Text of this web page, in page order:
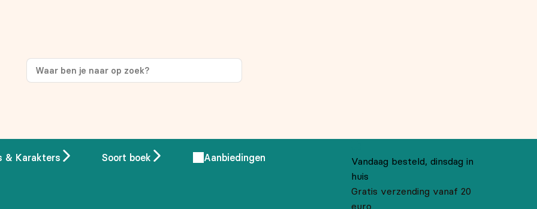
& Karakters Soort boek Aanbiedingen
Vandaag besteld, dinsdag in
huis
Gratis verzending vanaf 20
euro
op je eerste aankoop!